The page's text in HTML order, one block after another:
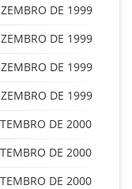
DE 1999
DE 1999
DE 1999
DE 1999
DE 2000
DE 2000
DE 2000